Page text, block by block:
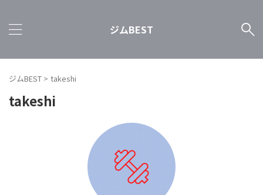
ジムBEST
ジムBEST > takeshi
takeshi